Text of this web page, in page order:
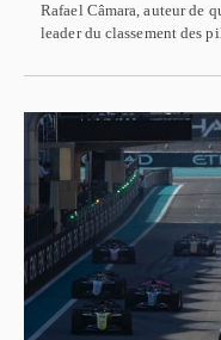
Rafael Câmara, auteur de
leader du classement des